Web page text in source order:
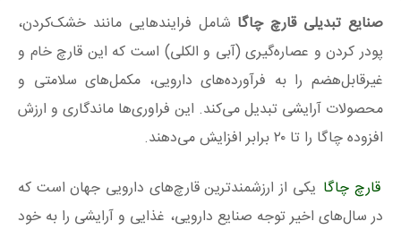
صنایع تبدیلی قارچ چاگا شامل فرایندهایی مانند خشک‌کردن،
پودر کردن و عصاره‌گیری (آبی و الکلی) است که این قارچ خام و
غیرقابل‌هضم را به فرآورده‌های دارویی، مکمل‌های سلامتی و
محصولات آرایشی تبدیل می‌کند. این فراوری‌ها ماندگاری و ارزش
افزوده چاگا را تا ۲۰ برابر افزایش می‌دهند.
قارچ چاگا یکی از ارزشمندترین قارچ‌های دارویی جهان است که
در سال‌های اخیر توجه صنایع دارویی، غذایی و آرایشی را به خود